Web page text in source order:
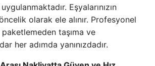
Eşyalarınızın
olarak ele alınır. Profesyonel
paketlemeden taşıma ve
her adımda yanınızdadır.